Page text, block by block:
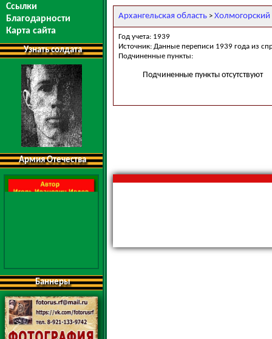
Ссылки
Благодарности
Карта сайта
Узнать солдата
Армия Отечества
Баннеры
Архангельская область > Холмогорский
Год учета: 1939
Источник: Данные переписи 1939 года из
Подчиненные пункты:
Подчиненные пункты отсутствуют